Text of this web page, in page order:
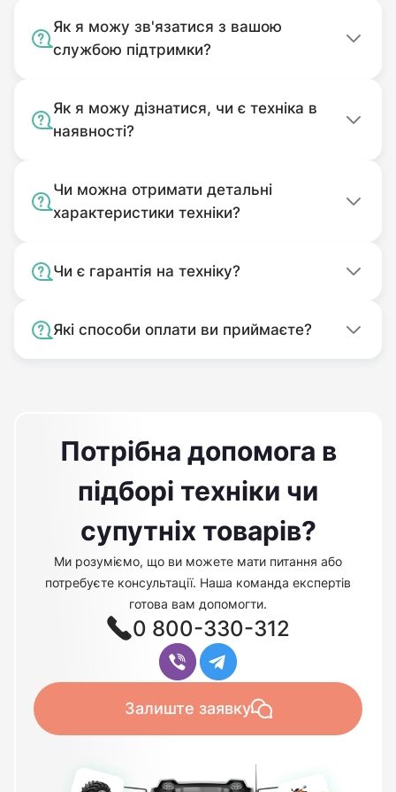
Як я можу зв'язатися з вашою
службою підтримки?
Як я можу дізнатися, чи є техніка в
наявності?
Чи можна отримати детальні
характеристики техніки?
Чи є гарантія на техніку?
Які способи оплати ви приймаєте?
Потрібна допомога в
підборі техніки чи
супутніх товарів?
Ми розуміємо, що ви можете мати питання або
потребуєте консультації. Наша команда експертів
готова вам допомогти.
0 800-330-312
Залиште заявку